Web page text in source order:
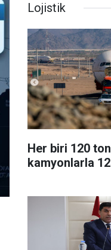
Lojistik
Her biri 120
kamyonlarla